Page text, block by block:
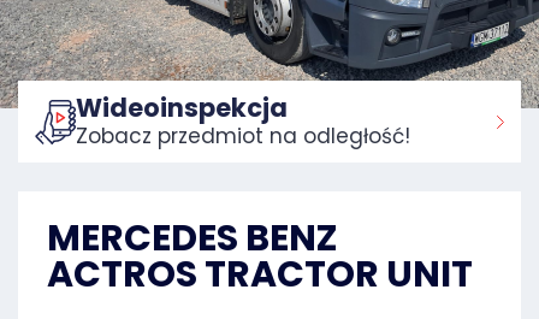
Home:
Wideoinspekcja
Zobacz przedmiot na odległość!
MERCEDES BENZ
ACTROS TRACTOR UNIT